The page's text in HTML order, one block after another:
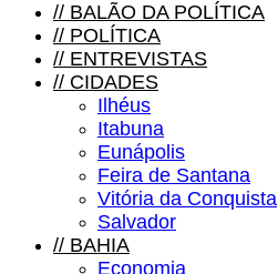
// BALÃO DA POLÍTICA
// POLÍTICA
// ENTREVISTAS
// CIDADES
Ilhéus
Itabuna
Eunápolis
Feira de Santana
Vitória da Conquista
Salvador
// BAHIA
Economia